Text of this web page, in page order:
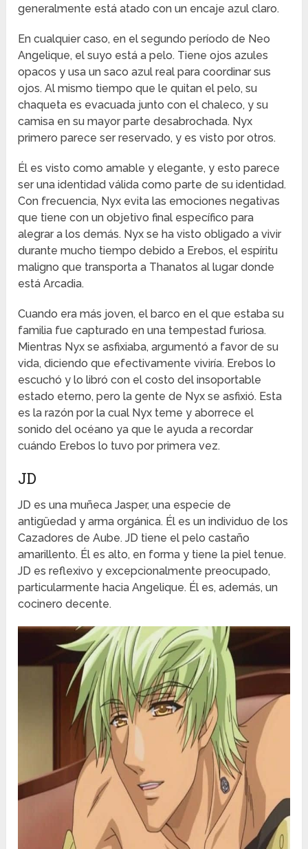
generalmente está atado con un encaje azul claro.
En cualquier caso, en el segundo período de Neo
Angelique, el suyo está a pelo. Tiene ojos azules
opacos y usa un saco azul real para coordinar sus
ojos. Al mismo tiempo que le quitan el pelo, su
chaqueta es evacuada junto con el chaleco, y su
camisa en su mayor parte desabrochada. Nyx
primero parece ser reservado, y es visto por otros.
Él es visto como amable y elegante, y esto parece
ser una identidad válida como parte de su identidad.
Con frecuencia, Nyx evita las emociones negativas
que tiene con un objetivo final específico para
alegrar a los demás. Nyx se ha visto obligado a vivir
durante mucho tiempo debido a Erebos, el espíritu
maligno que transporta a Thanatos al lugar donde
está Arcadia.
Cuando era más joven, el barco en el que estaba su
familia fue capturado en una tempestad furiosa.
Mientras Nyx se asfixiaba, argumentó a favor de su
vida, diciendo que efectivamente viviría. Erebos lo
escuchó y lo libró con el costo del insoportable
estado eterno, pero la gente de Nyx se asfixió. Esta
es la razón por la cual Nyx teme y aborrece el
sonido del océano ya que le ayuda a recordar
cuándo Erebos lo tuvo por primera vez.
JD
JD es una muñeca Jasper, una especie de
antigüedad y arma orgánica. Él es un individuo de los
Cazadores de Aube. JD tiene el pelo castaño
amarillento. Él es alto, en forma y tiene la piel tenue.
JD es reflexivo y excepcionalmente preocupado,
particularmente hacia Angelique. Él es, además, un
cocinero decente.